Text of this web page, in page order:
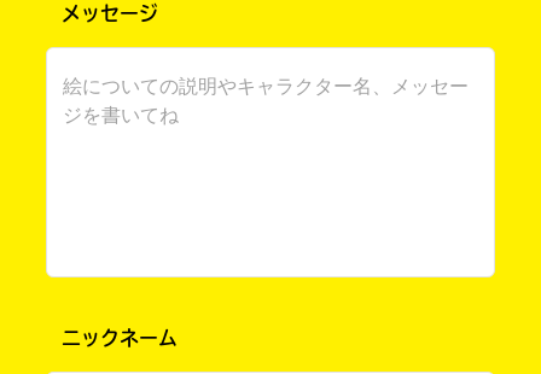
メッセージ
ニックネーム